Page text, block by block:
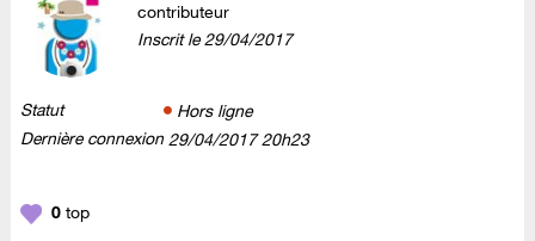
contributeur
Inscrit le‎29/04/2017
Statut
Hors ligne
Dernière connexion ‎29/04/2017 20h23
0 top